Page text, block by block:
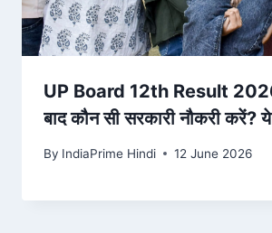
UP Board 12th Result
बाद कौन सी सरकारी नौकरी करें?
Hindustan Hindi News
By IndiaPrime Hindi 12 June 2026